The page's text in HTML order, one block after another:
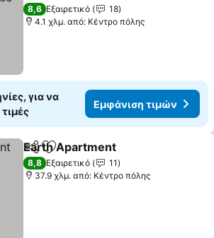
8,6 Εξαιρετικό
18
4.1 χλμ. από: Κέντρο πόλης
για να
τιμές
Εμφάνιση τιμών
Κοινοποίηση
Προσθήκη στα αγαπημένα
Earth Apartment
8,8 Εξαιρετικό
11
37.9 χλμ. από: Κέντρο πόλης